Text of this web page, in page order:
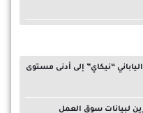
“نيكاي” إلى أدنى مستوى
لبيانات سوق العمل